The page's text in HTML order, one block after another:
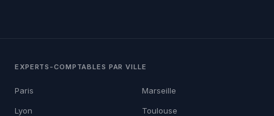
EXPERTS-COMPTABLES PAR VILLE
Paris Marseille
Lyon Toulouse